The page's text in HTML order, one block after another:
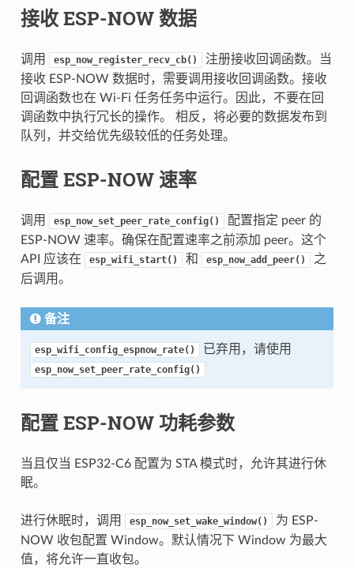
接收 ESP-NOW 数据
调用 esp_now_register_recv_cb()
注册接收回调函数。当
接收 ESP-NOW 数据时，需要调用接收回调函数。接收
回调函数也在 Wi-Fi 任务任务中运行。因此，不要在回
调函数中执行冗长的操作。 相反，将必要的数据发布到
队列，并交给优先级较低的任务处理。
配置 ESP-NOW 速率
调用 esp_now_set_peer_rate_config()
配置指定 peer 的
ESP-NOW 速率。确保在配置速率之前添加 peer。这个
API 应该在
esp_wifi_start() 和 esp_now_add_peer()
之
后调用。
备注
esp_wifi_config_espnow_rate() 已弃用，请使用
esp_now_set_peer_rate_config()
配置 ESP-NOW 功耗参数
当且仅当 ESP32-C6 配置为 STA 模式时，允许其进行休
眠。
进行休眠时，调用 esp_now_set_wake_window()
为 ESP-
NOW 收包配置 Window。默认情况下 Window 为最大
值，将允许一直收包。